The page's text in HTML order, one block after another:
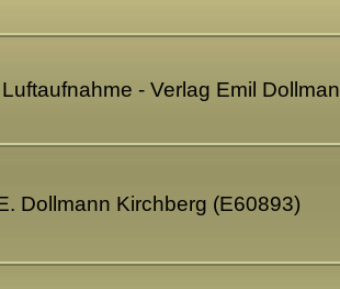
- Verlag Emil
Dollmann Kirchberg (E60893)